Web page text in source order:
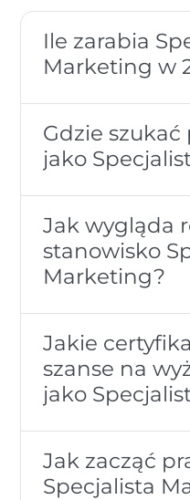
Ile zarabia
Marketing w
Gdzie
jako
Jak wygląda
stanowisko
Marketing?
Jakie
szanse na
jako
Jak zacząć
Specjalista